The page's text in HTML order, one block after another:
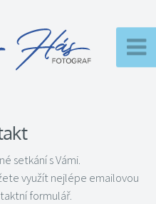
setkání s Vámi.
využít nejlépe emailovou
formulář.